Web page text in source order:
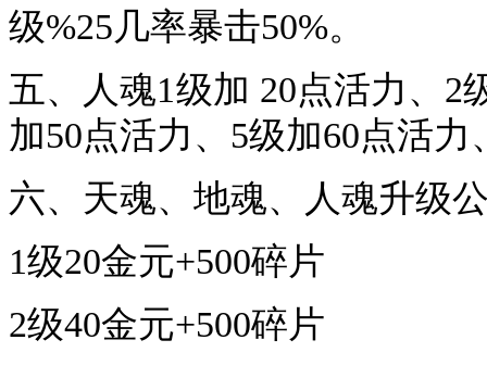
级%25几率暴击50%。
五、人魂1级加 20点活力、2
加50点活力、5级加60点活力
六、天魂、地魂、人魂升级
1级20金元+500碎片
2级40金元+500碎片